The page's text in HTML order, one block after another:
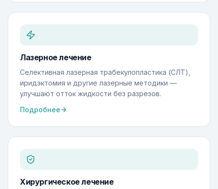
Лазерное лечение
Селективная лазерная трабекулопластика (СЛТ),
иридэктомия и другие лазерные методики —
улучшают отток жидкости без разрезов.
Подробнее
Хирургическое лечение